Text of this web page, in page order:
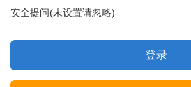
安全提问(未设置请忽略)
登录